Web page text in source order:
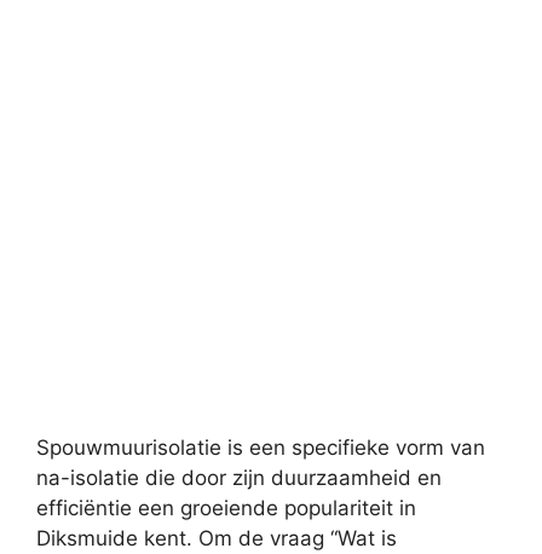
Spouwmuurisolatie is een specifieke vorm van
na-isolatie die door zijn duurzaamheid en
efficiëntie een groeiende populariteit in
Diksmuide kent. Om de vraag “Wat is